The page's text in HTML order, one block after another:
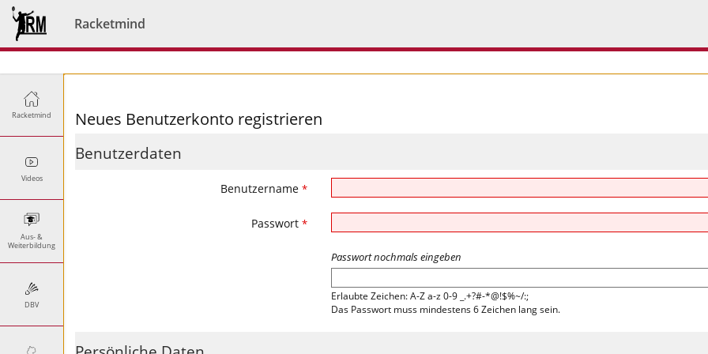
Racketmind
Racketmind
Videos
Aus- &
Weiterbildung
DBV
Neues Benutzerkonto registrieren
Benutzerdaten
Benutzername *
Passwort *
Passwort nochmals eingeben
Erlaubte Zeichen: A-Z a-z 0-9 _.+?#-*@!$%~/:;
Das Passwort muss mindestens 6 Zeichen lang sein.